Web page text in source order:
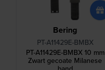
Bering
PT-A11429E-BMBX
PT-A11429E-BMBX 10 mm
Zwart gecoate Milanese